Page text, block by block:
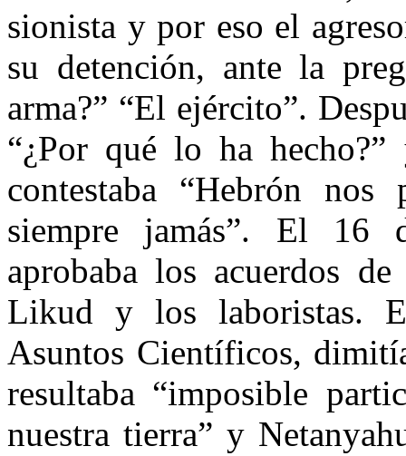
sionista y por eso el
su detención, ante la
arma?” “El ejército”.
“¿Por qué lo ha
contestaba “Hebrón nos
siempre jamás”. El 16
aprobaba los acuerdos
Likud y los laboristas.
Asuntos Científicos,
resultaba “imposible
nuestra tierra” y